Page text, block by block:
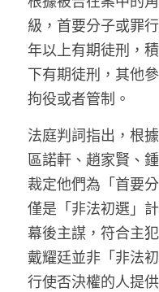
馮煒光專欄
趙處機專欄
KOL 精選
大衛sir專欄
曾子晴 - 晴深直
龔靜儀大律師專
陳貴春大律師專
陳子遷律師專欄
關於我們
級，首要分子或罪
年以上有期徒刑，
下有期徒刑，其他
拘役或者管制。
法庭判詞指出，根
區諾軒、趙家賢、
裁定他們為「首要
僅是「非法初選」
幕後主謀，符合主
戴耀廷並非「非法
行使否決權的人提